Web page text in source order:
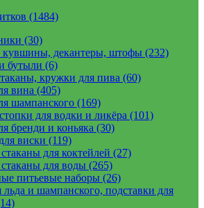
(1484)
(30)
декантеры, штофы (232)
бутыли (6)
кружки для пива (60)
вина (405)
шампанского (169)
для водки и ликёра (101)
бренди и коньяка (30)
виски (119)
для коктейлей (27)
для воды (265)
питьевые наборы (26)
льда и шампанского, подставки для